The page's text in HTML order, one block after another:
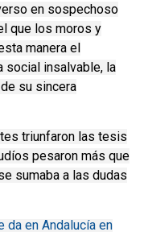
en sospechoso
que los moros y
manera el
social insalvable, la
su sincera
triunfaron las tesis
pesaron más que
sumaba a las dudas
da en Andalucía en